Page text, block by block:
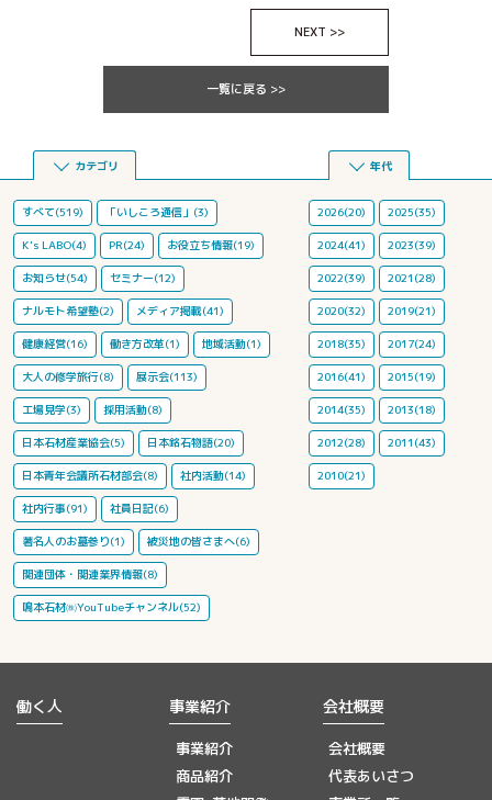
NEXT >>
一覧に戻る >>
カテゴリ
すべて(519) 「いしころ通信」(3)
K's LABO(4) PR(24) お役立ち情報(19)
お知らせ(54) セミナー(12)
ナルモト希望塾(2) メディア掲載(41)
健康経営(16) 働き方改革(1) 地域活動(1)
大人の修学旅行(8) 展示会(113)
工場見学(3) 採用活動(8)
日本石材産業協会(5) 日本銘石物語(20)
日本青年会議所石材部会(8) 社内活動(14)
社内行事(91) 社員日記(6)
著名人のお墓参り(1) 被災地の皆さまへ(6)
関連団体・関連業界情報(8)
鳴本石材㈱YouTubeチャンネル(52)
年代
2026(20) 2025(35)
2024(41) 2023(39)
2022(39) 2021(28)
2020(32) 2019(21)
2018(35) 2017(24)
2016(41) 2015(19)
2014(35) 2013(18)
2012(28) 2011(43)
2010(21)
働く人 事業紹介
事業紹介
商品紹介
会社概要
会社概要
代表あいさつ